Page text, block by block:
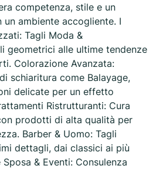
competenza, stile e un
ambiente accogliente. I
Tagli Moda &
geometrici alle ultime tendenze
Colorazione Avanzata:
schiaritura come Balayage,
delicate per un effetto
Ristrutturanti: Cura
prodotti di alta qualità per
Barber & Uomo: Tagli
dettagli, dai classici ai più
& Eventi: Consulenza